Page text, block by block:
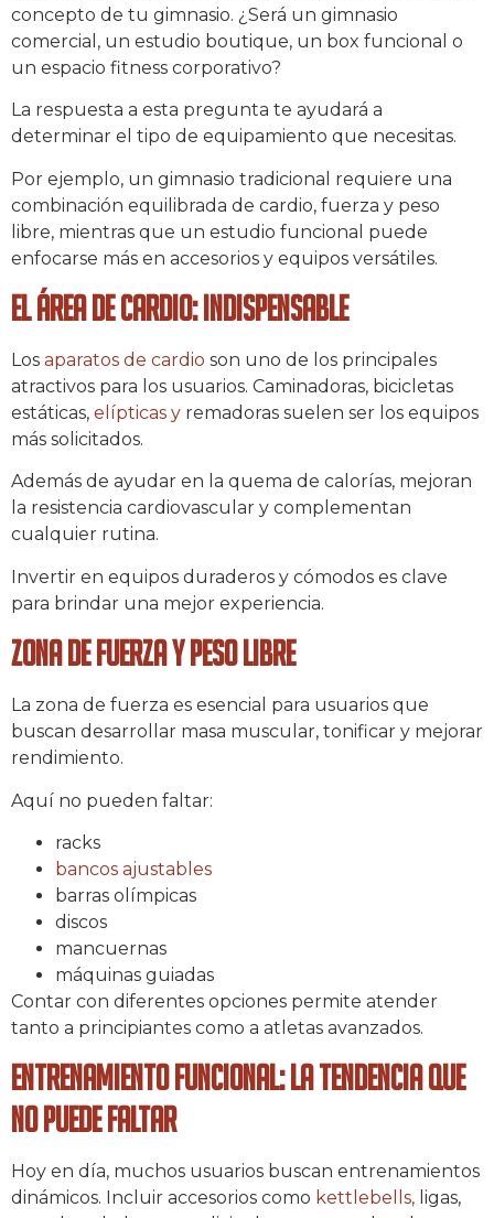
concepto de tu gimnasio. ¿Será un gimnasio
comercial, un estudio boutique, un box funcional o
un espacio fitness corporativo?
La respuesta a esta pregunta te ayudará a
determinar el tipo de equipamiento que necesitas.
Por ejemplo, un gimnasio tradicional requiere una
combinación equilibrada de cardio, fuerza y peso
libre, mientras que un estudio funcional puede
enfocarse más en accesorios y equipos versátiles.
El área de cardio: indispensable
Los aparatos de cardio son uno de los principales
atractivos para los usuarios. Caminadoras, bicicletas
estáticas, elípticas y remadoras suelen ser los equipos
más solicitados.
Además de ayudar en la quema de calorías, mejoran
la resistencia cardiovascular y complementan
cualquier rutina.
Invertir en equipos duraderos y cómodos es clave
para brindar una mejor experiencia.
Zona de fuerza y peso libre
La zona de fuerza es esencial para usuarios que
buscan desarrollar masa muscular, tonificar y mejorar
rendimiento.
Aquí no pueden faltar:
racks
bancos ajustables
barras olímpicas
discos
mancuernas
máquinas guiadas
Contar con diferentes opciones permite atender
tanto a principiantes como a atletas avanzados.
Entrenamiento funcional: la tendencia que
no puede faltar
Hoy en día, muchos usuarios buscan entrenamientos
dinámicos. Incluir accesorios como kettlebells, ligas,